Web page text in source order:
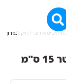
פילאטיס אירובי / תיק למזרון